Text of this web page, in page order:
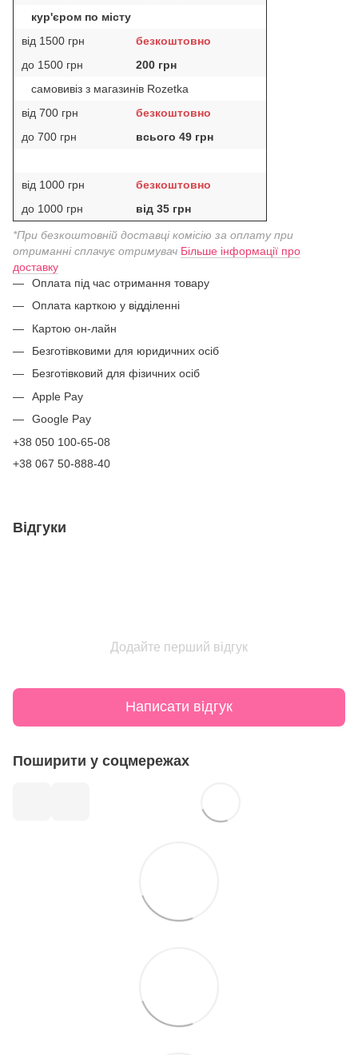
кур'єром по місту
від 1500 грн
безкоштовно
до 1500 грн
200 грн
самовивіз з магазинів Rozetka
від 700 грн
безкоштовно
до 700 грн
всього 49 грн
від 1000 грн
безкоштовно
до 1000 грн
від 35 грн
*При безкоштовній доставці комісію за оплату при
отриманні сплачує отримувач Більше інформації про
доставку
Оплата під час отримання товару
Оплата карткою у відділенні
Картою он-лайн
Безготівковими для юридичних осіб
Безготівковий для фізичних осіб
Apple Pay
Google Pay
+38 050 100-65-08
+38 067 50-888-40
Відгуки
Додайте перший відгук
Написати відгук
Поширити у соцмережах